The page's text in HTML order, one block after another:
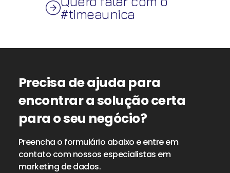
#timeaunica
Precisa de ajuda para
encontrar a solução certa
para o seu negócio?
Preencha o formulário abaixo e entre em
contato com nossos especialistas em
marketing de dados.